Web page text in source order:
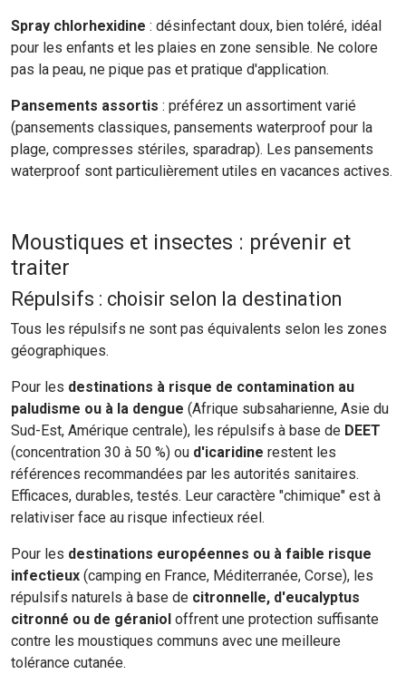
Spray chlorhexidine : désinfectant doux, bien toléré, idéal
pour les enfants et les plaies en zone sensible. Ne colore
pas la peau, ne pique pas et pratique d'application.
Pansements assortis : préférez un assortiment varié
(pansements classiques, pansements waterproof pour la
plage, compresses stériles, sparadrap). Les pansements
waterproof sont particulièrement utiles en vacances actives.
Moustiques et insectes : prévenir et
traiter
Répulsifs : choisir selon la destination
Tous les répulsifs ne sont pas équivalents selon les zones
géographiques.
Pour les destinations à risque de contamination au
paludisme ou à la dengue (Afrique subsaharienne, Asie du
Sud-Est, Amérique centrale), les répulsifs à base de DEET
(concentration 30 à 50 %) ou d'icaridine restent les
références recommandées par les autorités sanitaires.
Efficaces, durables, testés. Leur caractère "chimique" est à
relativiser face au risque infectieux réel.
Pour les destinations européennes ou à faible risque
infectieux (camping en France, Méditerranée, Corse), les
répulsifs naturels à base de citronnelle, d'eucalyptus
citronné ou de géraniol offrent une protection suffisante
contre les moustiques communs avec une meilleure
tolérance cutanée.